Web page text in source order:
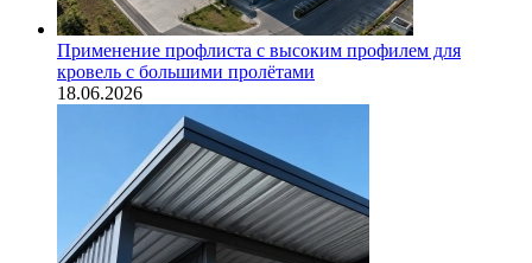
Применение профлиста с высоким профилем для
кровель с большими пролётами
18.06.2026